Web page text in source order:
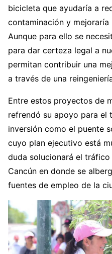
bicicleta que ayudaría a
contaminación y
Aunque para ello se
para dar certeza legal a
permitan contribuir una
a través de una
Entre estos proyectos de
refrendó su apoyo para el
inversión como el puente
cuyo plan ejecutivo está
duda solucionará el
Cancún en donde se
fuentes de empleo de la